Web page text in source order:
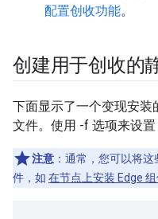
配置创收功能。
创建用于创收的
下面显示了一个变现安装
文件。使用 -f 选项来设置
注意 ：通常，您可以将
件，如 在节点上安装 Edge